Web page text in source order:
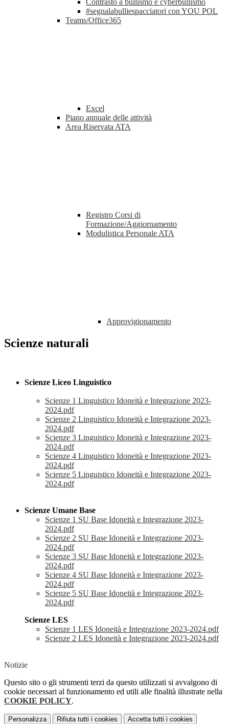
Contrasto a bullismo e cyberbullismo
#segnalabulliespacciatori con YOU POL
Teams/Office365
Excel
Piano annuale delle attività
Area Riservata ATA
Registro Corsi di
Formazione/Aggiornamento
Modulistica Personale ATA
Approvigionamento
Scienze naturali
Scienze Liceo Linguistico
Scienze 1 Linguistico Idoneità e Integrazione 2023-
2024.pdf
Scienze 2 Linguistico Idoneità e Integrazione 2023-
2024.pdf
Scienze 3 Linguistico Idoneità e Integrazione 2023-
2024.pdf
Scienze 4 Linguistico Idoneità e Integrazione 2023-
2024.pdf
Scienze 5 Linguistico Idoneità e Integrazione 2023-
2024.pdf
Scienze Umane Base
Scienze 1 SU Base Idoneità e Integrazione 2023-
2024.pdf
Scienze 2 SU Base Idoneità e Integrazione 2023-
2024.pdf
Scienze 3 SU Base Idoneità e Integrazione 2023-
2024.pdf
Scienze 4 SU Base Idoneità e Integrazione 2023-
2024.pdf
Scienze 5 SU Base Idoneità e Integrazione 2023-
2024.pdf
Scienze LES
Scienze 1 LES Idoneità e Integrazione 2023-2024.pdf
Scienze 2 LES Idoneità e Integrazione 2023-2024.pdf
Notizie
Questo sito o gli strumenti terzi da questo utilizzati si avvalgono di
cookie necessari al funzionamento ed utili alle finalità illustrate nella
COOKIE POLICY.
Personalizza Rifiuta tutti i cookies Accetta tutti i cookies